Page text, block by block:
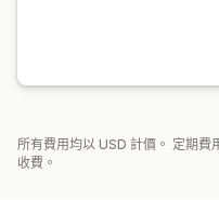
所有費用均以 USD 計價。 定期
收費。